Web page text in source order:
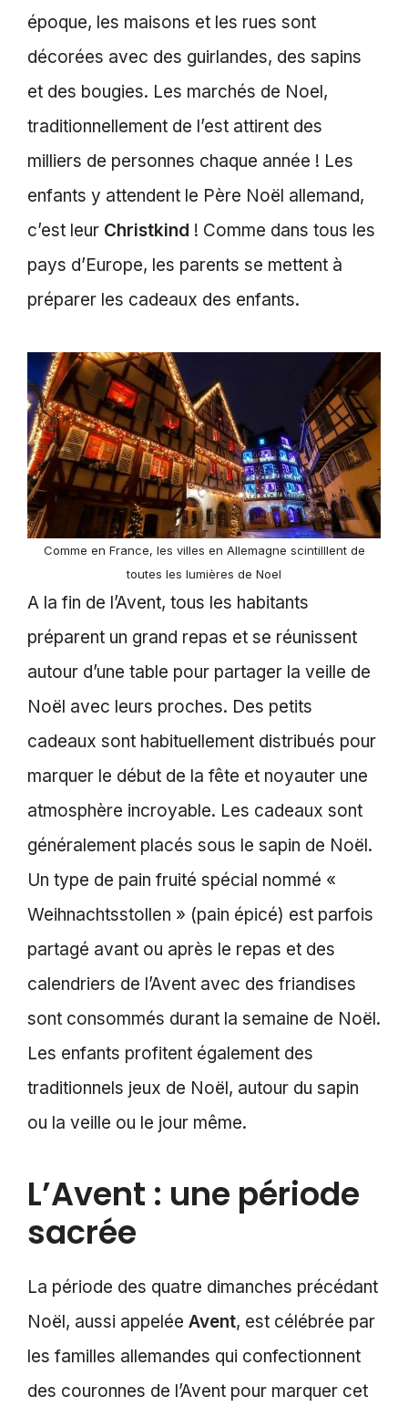
époque, les maisons et les rues sont
décorées avec des guirlandes, des sapins
et des bougies. Les marchés de Noel,
traditionnellement de l’est attirent des
milliers de personnes chaque année ! Les
enfants y attendent le Père Noël allemand,
c’est leur Christkind ! Comme dans tous les
pays d’Europe, les parents se mettent à
préparer les cadeaux des enfants.
Comme en France, les villes en Allemagne scintilllent de
toutes les lumières de Noel
A la fin de l’Avent, tous les habitants
préparent un grand repas et se réunissent
autour d’une table pour partager la veille de
Noël avec leurs proches. Des petits
cadeaux sont habituellement distribués pour
marquer le début de la fête et noyauter une
atmosphère incroyable. Les cadeaux sont
généralement placés sous le sapin de Noël.
Un type de pain fruité spécial nommé «
Weihnachtsstollen » (pain épicé) est parfois
partagé avant ou après le repas et des
calendriers de l’Avent avec des friandises
sont consommés durant la semaine de Noël.
Les enfants profitent également des
traditionnels jeux de Noël, autour du sapin
ou la veille ou le jour même.
L’Avent : une période
sacrée
La période des quatre dimanches précédant
Noël, aussi appelée Avent, est célébrée par
les familles allemandes qui confectionnent
des couronnes de l’Avent pour marquer cet